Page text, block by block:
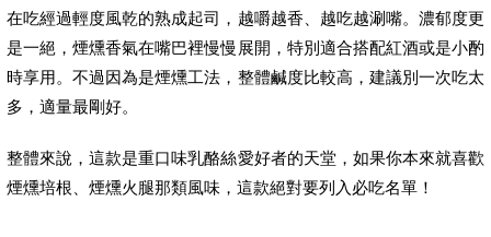
在吃經過輕度風乾的熟成起司，越嚼越香、越吃越涮嘴。濃郁度更
是一絕，煙燻香氣在嘴巴裡慢慢展開，特別適合搭配紅酒或是小酌
時享用。不過因為是煙燻工法，整體鹹度比較高，建議別一次吃太
多，適量最剛好。
整體來說，這款是重口味乳酪絲愛好者的天堂，如果你本來就喜歡
煙燻培根、煙燻火腿那類風味，這款絕對要列入必吃名單！